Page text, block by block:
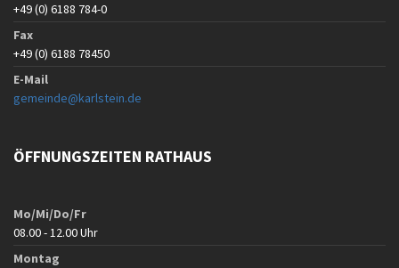
+49 (0) 6188 784-0
Fax
+49 (0) 6188 78450
E-Mail
gemeinde@karlstein.de
ÖFFNUNGSZEITEN RATHAUS
Mo/Mi/Do/Fr
08.00 - 12.00 Uhr
Montag